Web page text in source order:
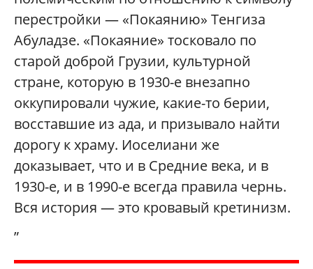
перестройки — «Покаянию» Тенгиза
Абуладзе. «Покаяние» тосковало по
старой доброй Грузии, культурной
стране, которую в 1930-е внезапно
оккупировали чужие, какие-то берии,
восставшие из ада, и призывало найти
дорогу к храму. Иоселиани же
доказывает, что и в Средние века, и в
1930-е, и в 1990-е всегда правила чернь.
Вся история — это кровавый кретинизм.
„